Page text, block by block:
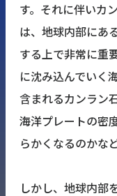
す。それに伴いカ
は、地球内部にあ
する上で非常に重
に沈み込んでいく
含まれるカンラン
海洋プレートの密
らかくなるのかな
しかし、地球内部